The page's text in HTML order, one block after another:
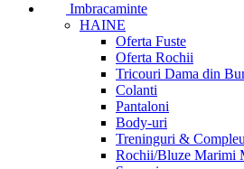
Imbracaminte
HAINE
Oferta Fuste
Oferta Rochii
Tricouri Dama din
Colanti
Pantaloni
Body-uri
Treninguri &
Rochii/Bluze Marimi